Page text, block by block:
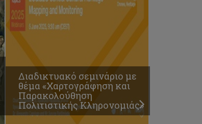
Διαδικτυακό σεμινάριο με
θέμα «Χαρτογράφηση και
Παρακολούθηση
Πολιτιστικής Κληρονομιάς»